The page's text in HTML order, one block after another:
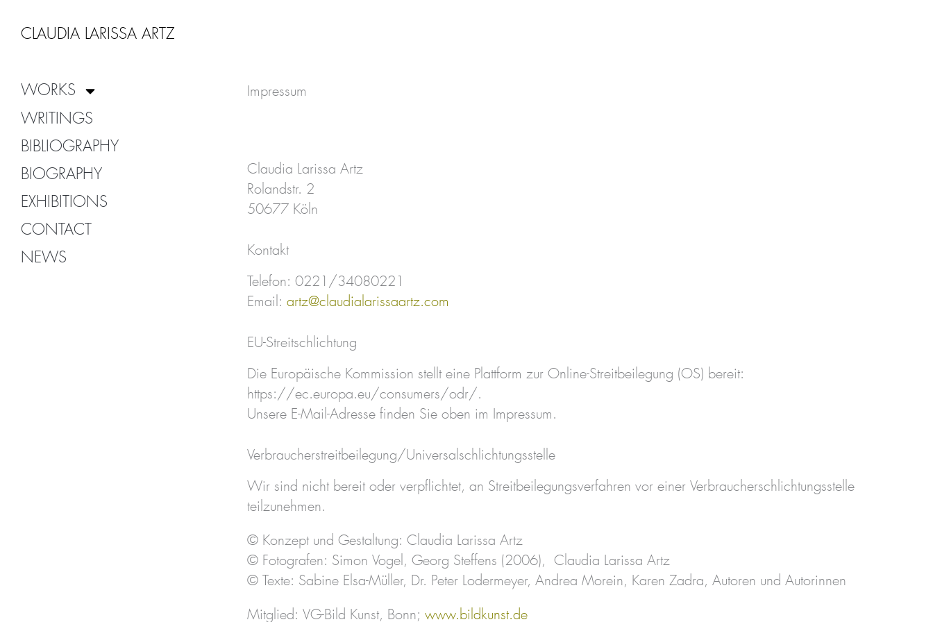
InhaltCLAUDIA LARISSA ARTZ
WORKS
WRITINGS
BIBLIOGRAPHY
BIOGRAPHY
EXHIBITIONS
CONTACT
NEWS
Impressum
Claudia Larissa Artz
Rolandstr. 2
50677 Köln
Kontakt
Telefon: 0221/34080221
Email: artz@claudialarissaartz.com
EU-Streitschlichtung
Die Europäische Kommission stellt eine Plattform zur Online-Streitbeilegung (OS) bereit:
https://ec.europa.eu/consumers/odr/.
Unsere E-Mail-Adresse finden Sie oben im Impressum.
Verbraucher­streit­beilegung/Universal­schlichtungs­stelle
Wir sind nicht bereit oder verpflichtet, an Streitbeilegungsverfahren vor einer Verbraucherschlichtungsstelle
teilzunehmen.
© Konzept und Gestaltung: Claudia Larissa Artz
© Fotografen: Simon Vogel, Georg Steffens (2006), Claudia Larissa Artz
© Texte: Sabine Elsa-Müller, Dr. Peter Lodermeyer, Andrea Morein, Karen Zadra, Autoren und Autorinnen
Mitglied: VG-Bild Kunst, Bonn; www.bildkunst.de